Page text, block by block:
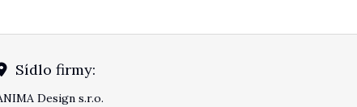
Sídlo firmy:
Design s.r.o.